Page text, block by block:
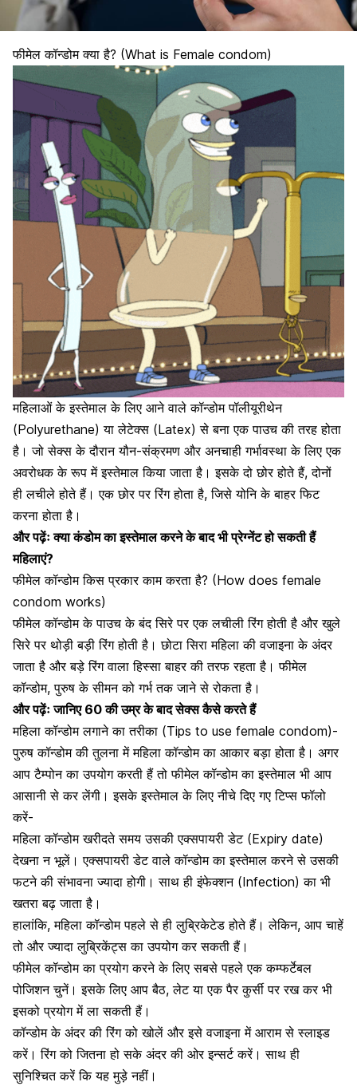
फीमेल कॉन्डोम क्या है? (What is Female condom)
महिलाओं के इस्तेमाल के लिए आने वाले कॉन्डोम पॉलीयूरीथेन
(Polyurethane) या लेटेक्स (Latex) से बना एक पाउच की तरह होता
है। जोसेक्स के दौरानयौन-संक्रमण और अनचाही गर्भावस्था के लिए एक
अवरोधक के रूप में इस्तेमाल किया जाता है। इसके दो छोर होते हैं, दोनों
ही लचीले होते हैं। एक छोर पर रिंग होता है, जिसेयोनिके बाहर फिट
करना होता है।
और पढ़ेंः क्या कंडोम का इस्तेमाल करने के बाद भी प्रेग्नेंट हो सकती हैं
महिलाएं?
फीमेल कॉन्डोम किस प्रकार काम करता है? (How does female
condom works)
फीमेल कॉन्डोम के पाउच के बंद सिरे पर एक लचीली रिंग होती है और खुले
सिरे पर थोड़ी बड़ी रिंग होती है। छोटा सिरा महिला की वजाइना के अंदर
जाता है और बड़े रिंग वाला हिस्सा बाहर की तरफ रहता है। फीमेल
कॉन्डोम,पुरुष के सीमनको गर्भ तक जाने से रोकता है।
और पढ़ेंः जानिए 60 की उम्र के बाद सेक्स कैसे करते हैं
महिला कॉन्डोम लगाने का तरीका (Tips to use female condom)-
पुरुष कॉन्डोम की तुलना में महिला कॉन्डोम का आकार बड़ा होता है। अगर
आपटैम्पोन का उपयोगकरती हैं तो फीमेल कॉन्डोम का इस्तेमाल भी आप
आसानी से कर लेंगी। इसके इस्तेमाल के लिए नीचे दिए गए टिप्स फॉलो
करें-
महिला कॉन्डोम खरीदते समय उसकी एक्सपायरी डेट (Expiry date)
देखना न भूलें। एक्सपायरी डेट वाले कॉन्डोम का इस्तेमाल करने से उसकी
फटने की संभावना ज्यादा होगी। साथ ही इंफेक्शन (Infection) का भी
खतरा बढ़ जाता है।
हालांकि, महिला कॉन्डोम पहले से ही लुब्रिकेटेड होते हैं। लेकिन, आप चाहें
तो और ज्यादा लुब्रिकेंट्स का उपयोग कर सकती हैं।
फीमेल कॉन्डोम का प्रयोग करने के लिए सबसे पहले एक कम्फर्टेबल
पोजिशन चुनें। इसके लिए आप बैठ, लेट या एक पैर कुर्सी पर रख कर भी
इसको प्रयोग में ला सकती हैं।
कॉन्डोम के अंदर की रिंग को खोलें और इसे वजाइना में आराम से स्लाइड
करें। रिंग को जितना हो सके अंदर की ओर इन्सर्ट करें। साथ ही
सुनिश्चित करें कि यह मुड़े नहीं।